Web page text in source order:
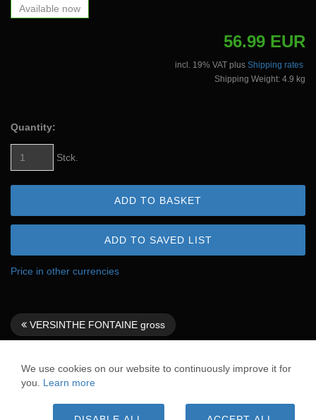
Available now
56.99 EUR
incl. 19% VAT plus Shipping rates
Shipping Weight: 4.9 kg
Quantity:
Stck.
ADD TO BASKET
ADD TO SAVED LIST
Price in other currencies
VERSINTHE FONTAINE gross
* Applies to deliveries to Germany. Delivery times for other
countries and information on how to calculate the delivery date
can be found here:Shipping information
All prices incl. VAT plus shipping costs , unless otherwise stated
We use cookies on our website to continuously improve it for
you. Learn more